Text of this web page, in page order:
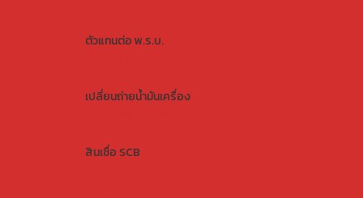
ตัวแทนต่อ พ.ร.บ.
เปลี่ยนถ่ายน้ำมันเครื่อง
สินเชื่อ SCB